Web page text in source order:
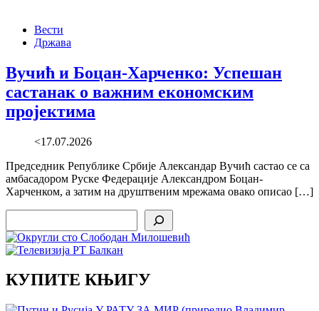
Вести
Држава
Вучић и Боцан-Харченко: Успешан
састанак о важним економским
пројектима
<17.07.2026
Председник Републике Србије Александар Вучић састао се са
амбасадором Руске Федерације Александром Боцан-
Харченком, а затим на друштвеним мрежама овако описао […]
КУПИТЕ КЊИГУ